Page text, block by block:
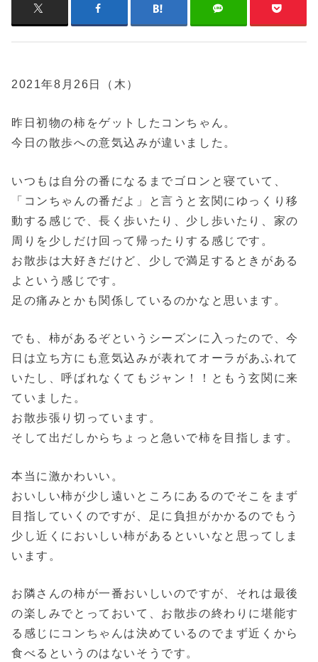
2021年8月26日（木）
昨日初物の柿をゲットしたコンちゃん。
今日の散歩への意気込みが違いました。
いつもは自分の番になるまでゴロンと寝ていて、
「コンちゃんの番だよ」と言うと玄関にゆっくり移
動する感じで、長く歩いたり、少し歩いたり、家の
周りを少しだけ回って帰ったりする感じです。
お散歩は大好きだけど、少しで満足するときがある
よという感じです。
足の痛みとかも関係しているのかなと思います。
でも、柿があるぞというシーズンに入ったので、今
日は立ち方にも意気込みが表れてオーラがあふれて
いたし、呼ばれなくてもジャン！！ともう玄関に来
ていました。
お散歩張り切っています。
そして出だしからちょっと急いで柿を目指します。
本当に激かわいい。
おいしい柿が少し遠いところにあるのでそこをまず
目指していくのですが、足に負担がかかるのでもう
少し近くにおいしい柿があるといいなと思ってしま
います。
お隣さんの柿が一番おいしいのですが、それは最後
の楽しみでとっておいて、お散歩の終わりに堪能す
る感じにコンちゃんは決めているのでまず近くから
食べるというのはないそうです。